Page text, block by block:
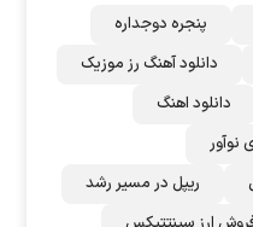
پنجره دوجداره
دانلود آهنگ رز‌ موزیک
دانلود اهنگ
نوآور
ریپل در مسیر رشد